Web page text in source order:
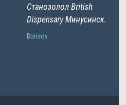
Станозолол British
Dispensary Минусинск.
Borisov